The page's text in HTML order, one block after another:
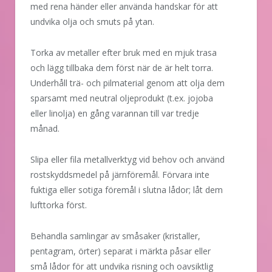
med rena händer eller använda handskar för att
undvika olja och smuts på ytan.
Torka av metaller efter bruk med en mjuk trasa
och lägg tillbaka dem först när de är helt torra.
Underhåll trä- och pilmaterial genom att olja dem
sparsamt med neutral oljeprodukt (t.ex. jojoba
eller linolja) en gång varannan till var tredje
månad.
Slipa eller fila metallverktyg vid behov och använd
rostskyddsmedel på järnföremål. Förvara inte
fuktiga eller sotiga föremål i slutna lådor; låt dem
lufttorka först.
Behandla samlingar av småsaker (kristaller,
pentagram, örter) separat i märkta påsar eller
små lådor för att undvika risning och oavsiktlig